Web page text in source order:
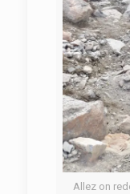
Allez on